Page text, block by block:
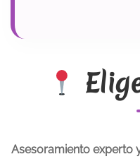
Asesoramiento experto